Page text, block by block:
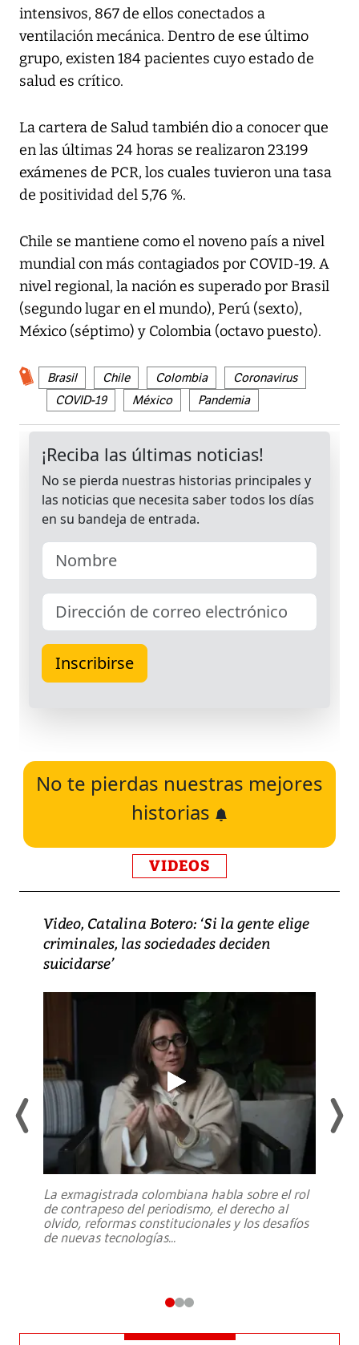
intensivos, 867 de ellos conectados a
ventilación mecánica. Dentro de ese último
grupo, existen 184 pacientes cuyo estado de
salud es crítico.
La cartera de Salud también dio a conocer que
en las últimas 24 horas se realizaron 23.199
exámenes de PCR, los cuales tuvieron una tasa
de positividad del 5,76 %.
Chile se mantiene como el noveno país a nivel
mundial con más contagiados por COVID-19. A
nivel regional, la nación es superado por Brasil
(segundo lugar en el mundo), Perú (sexto),
México (séptimo) y Colombia (octavo puesto).
Brasil Chile Colombia
Coronavirus
COVID-19
México Pandemia
No te pierdas nuestras mejores
historias
VIDEOS
Video, Catalina Botero: ‘Si la gente elige
criminales, las sociedades deciden
suicidarse’
La exmagistrada colombiana habla sobre el rol
de contrapeso del periodismo, el derecho al
olvido, reformas constitucionales y los desafíos
de nuevas tecnologías...